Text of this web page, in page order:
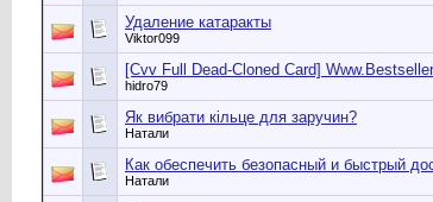
Удаление катаракты
Viktor099
[Cvv Full Dead-Cloned Card]
hidro79
Як вибрати кільце для заручин?
Натали
Как обеспечить безопасный и быстрый
Натали